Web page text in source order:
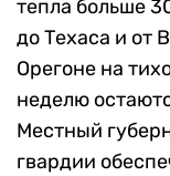
тепла больше
до Техаса и от
Орегоне на
неделю
Местный
гвардии